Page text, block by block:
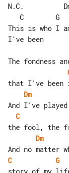
N.C.
This is who I
Dm
C
Dm
C
G